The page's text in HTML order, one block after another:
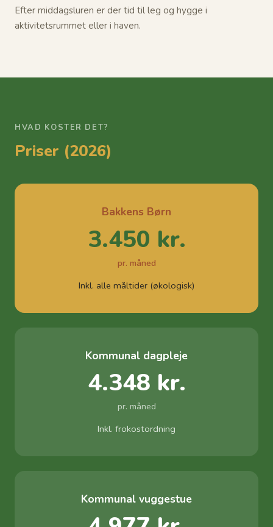
Efter middagsluren er der tid til leg og hygge i
aktivitetsrummet eller i haven.
HVAD KOSTER DET?
Priser (2026)
Bakkens Børn
3.450 kr.
pr. måned
Inkl. alle måltider (økologisk)
Kommunal dagpleje
4.348 kr.
pr. måned
Inkl. frokostordning
Kommunal vuggestue